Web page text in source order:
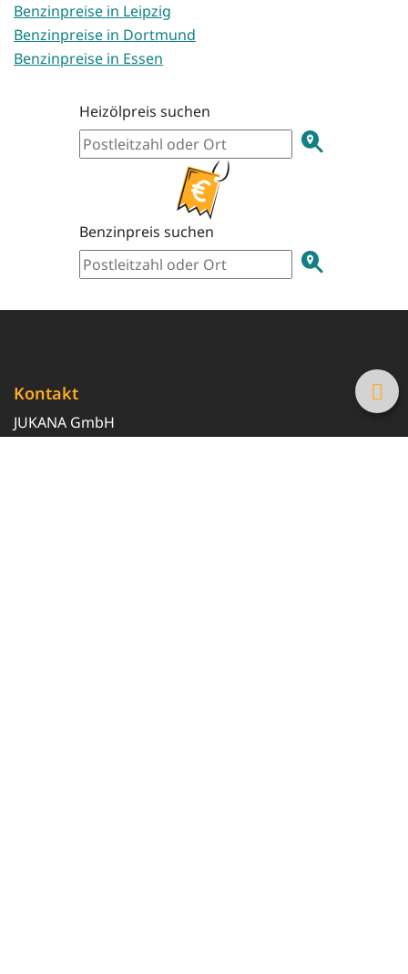
Benzinpreise in Leipzig
Benzinpreise in Dortmund
Benzinpreise in Essen
Heizölpreis suchen
Benzinpreis suchen
Kontakt
JUKANA GmbH